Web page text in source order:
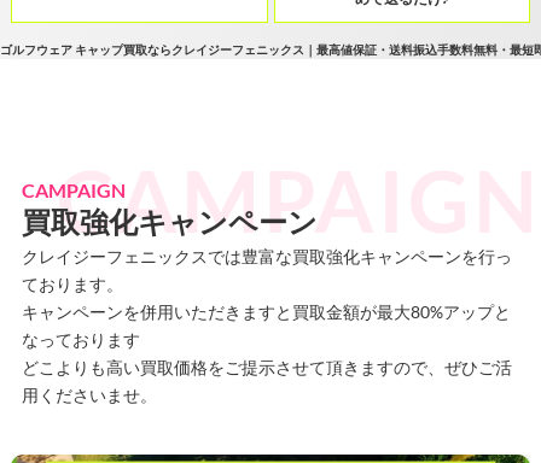
ゴルフウェア キャップ買取ならクレイジーフェニックス｜最高値保証・送料振込手数料無料・最短
CAMPAIGN
買取強化キャンペーン
クレイジーフェニックスでは豊富な買取強化キャンペーンを行っ
ております。
キャンペーンを併用いただきますと買取金額が最大80%アップと
なっております
どこよりも高い買取価格をご提示させて頂きますので、ぜひご活
用くださいませ。